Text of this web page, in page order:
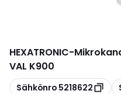
HEXATRONIC-
VAL K900
Kopioi
Sähkönro 5218622